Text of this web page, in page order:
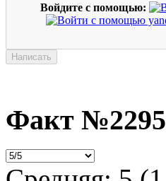
Войдите с помощью:
Факт №2295